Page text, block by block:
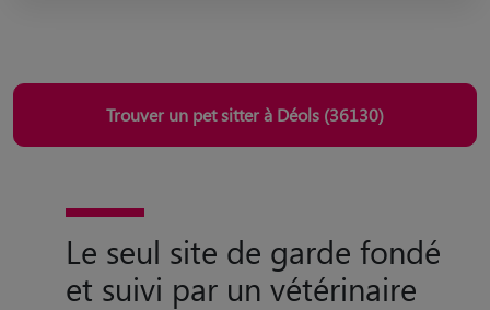
Trouver un pet sitter à Déols (36130)
Le seul site de garde fondé
et suivi par un vétérinaire